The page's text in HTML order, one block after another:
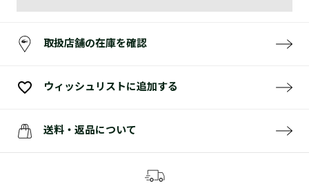
取扱店舗の在庫を確認
ウィッシュリストに追加する
送料・返品について